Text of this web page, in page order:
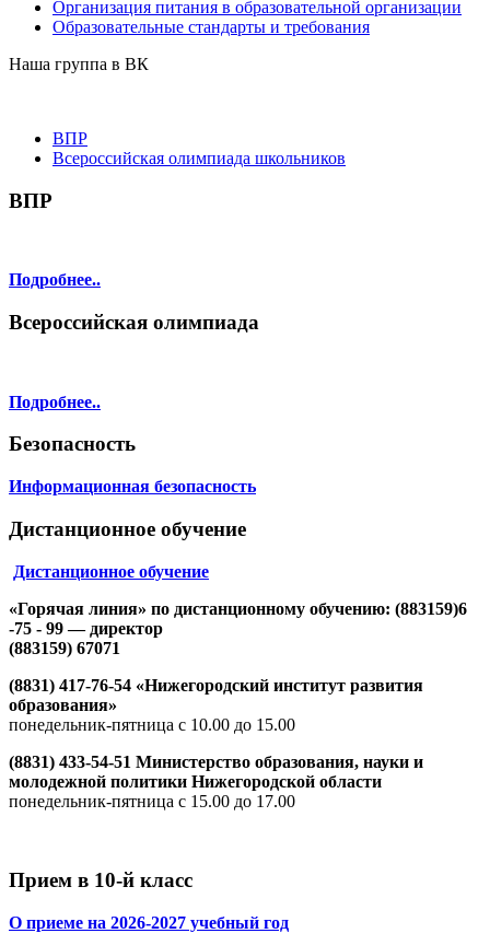
Организация питания в образовательной организации
Образовательные стандарты и требования
Наша группа в ВК
ВПР
Всероссийская олимпиада школьников
ВПР
Подробнее..
Всероссийская олимпиада
Подробнее..
Безопасность
Информационная безопасность
Дистанционное обучение
Дистанционное обучение
«Горячая линия» по дистанционному обучению: (883159)6
-75 - 99 — директор
(883159) 67071
(8831) 417-76-54 «Нижегородский институт развития
образования»
понедельник-пятница с 10.00 до 15.00
(8831) 433-54-51 Министерство образования, науки и
молодежной политики Нижегородской области
понедельник-пятница с 15.00 до 17.00
Прием в 10-й класс
О приеме на 2026-2027 учебный год